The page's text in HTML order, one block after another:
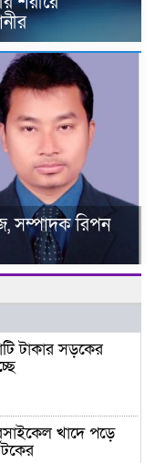
সম্পাদক রিপন
টাকার সড়কের
খাদে পড়ে